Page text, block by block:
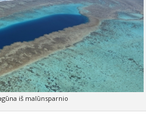
iš malūnsparnio